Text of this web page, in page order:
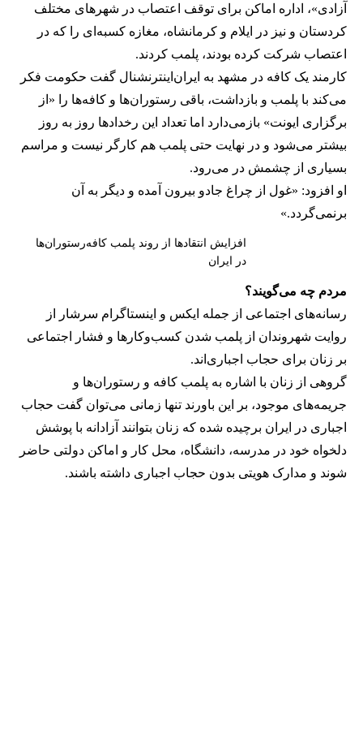
آزادی»، اداره اماکن برای توقف اعتصاب در شهرهای مختلف
کردستان و نیز در ایلام و کرمانشاه، مغازه کسبه‌ای را که در
اعتصاب شرکت کرده بودند، پلمب کردند.
کارمند یک کافه در مشهد به ایران‌اینترنشنال گفت حکومت فکر
می‌کند با پلمب و بازداشت، باقی رستوران‌ها و کافه‌ها را «از
برگزاری ایونت» بازمی‌دارد اما تعداد این رخدادها روز به روز
بیشتر می‌شود و در نهایت حتی پلمب هم کارگر نیست و مراسم
بسیاری از چشمش در می‌رود.
او افزود: «غول از چراغ جادو بیرون آمده و دیگر به آن
برنمی‎‌گردد.»
افزایش انتقادها از روند پلمب کافه‌رستوران‌ها
در ایران
مردم چه می‌گویند؟
رسانه‎‌های اجتماعی از جمله ایکس و اینستاگرام سرشار از
روایت شهروندان از پلمب شدن کسب‌وکارها و فشار اجتماعی
بر زنان برای حجاب اجباری‌اند.
گروهی از زنان با اشاره به پلمب کافه و رستوران‌ها و
جریمه‌های موجود، بر این باورند تنها زمانی می‌توان گفت حجاب
اجباری در ایران برچیده شده که زنان بتوانند آزادانه با پوشش
دلخواه خود در مدرسه، دانشگاه، محل کار و اماکن دولتی حاضر
شوند و مدارک هویتی بدون حجاب اجباری داشته باشند.